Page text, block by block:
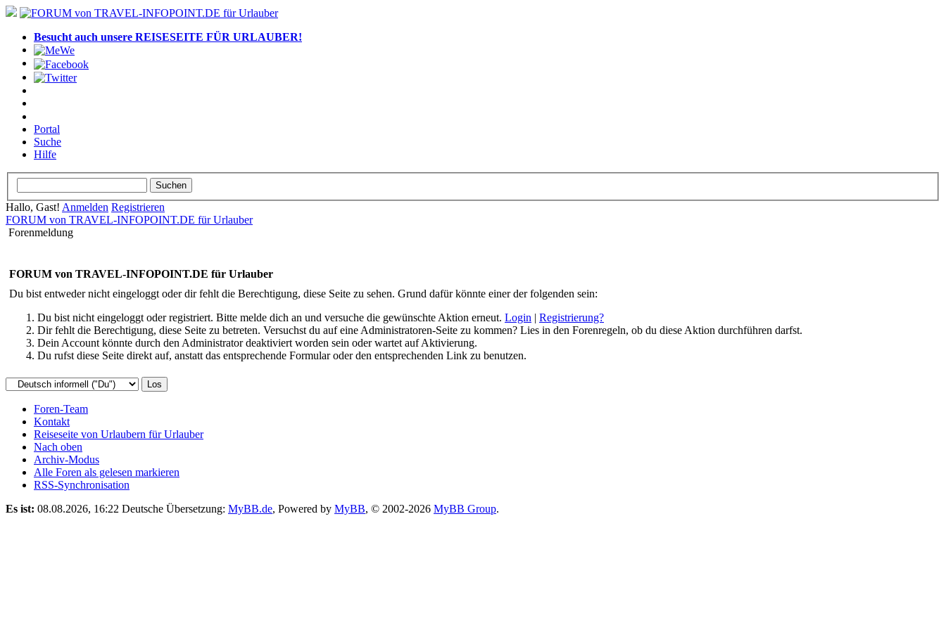
Besucht auch unsere REISESEITE FÜR URLAUBER!
Portal
Suche
Hilfe
Hallo, Gast! Anmelden Registrieren
FORUM von TRAVEL-INFOPOINT.DE für Urlauber
Forenmeldung
FORUM von TRAVEL-INFOPOINT.DE für Urlauber
Du bist entweder nicht eingeloggt oder dir fehlt die Berechtigung, diese Seite zu sehen. Grund dafür könnte einer der folgenden sein:
Du bist nicht eingeloggt oder registriert. Bitte melde dich an und versuche die gewünschte Aktion erneut. Login | Registrierung?
Dir fehlt die Berechtigung, diese Seite zu betreten. Versuchst du auf eine Administratoren-Seite zu kommen? Lies in den Forenregeln, ob du diese Aktion durchführen darfst.
Dein Account könnte durch den Administrator deaktiviert worden sein oder wartet auf Aktivierung.
Du rufst diese Seite direkt auf, anstatt das entsprechende Formular oder den entsprechenden Link zu benutzen.
Foren-Team
Kontakt
Reiseseite von Urlaubern für Urlauber
Nach oben
Archiv-Modus
Alle Foren als gelesen markieren
RSS-Synchronisation
Es ist: 08.08.2026, 16:22 Deutsche Übersetzung: MyBB.de, Powered by MyBB, © 2002-2026 MyBB Group.